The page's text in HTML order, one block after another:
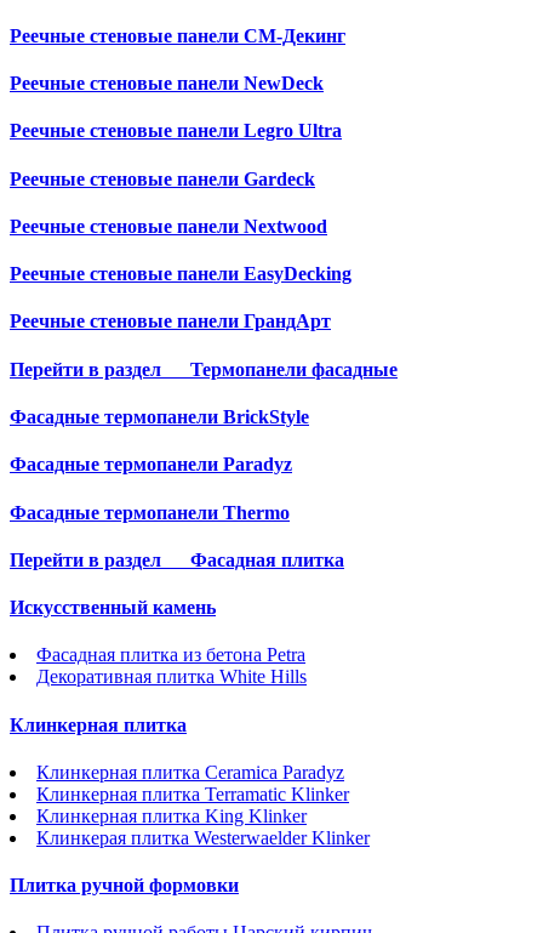
Реечные стеновые панели СМ-Декинг
Реечные стеновые панели NewDeck
Реечные стеновые панели Legro Ultra
Реечные стеновые панели Gardeck
Реечные стеновые панели Nextwood
Реечные стеновые панели EasyDecking
Реечные стеновые панели ГрандАрт
Перейти в раздел Термопанели фасадные
Фасадные термопанели BrickStyle
Фасадные термопанели Paradyz
Фасадные термопанели Thermo
Перейти в раздел Фасадная плитка
Искусственный камень
Фасадная плитка из бетона Petra
Декоративная плитка White Hills
Клинкерная плитка
Клинкерная плитка Ceramica Paradyz
Клинкерная плитка Terramatic Klinker
Клинкерная плитка King Klinker
Клинкерая плитка Westerwaelder Klinker
Плитка ручной формовки